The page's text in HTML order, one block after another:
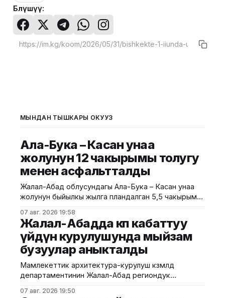
Бөлүшүү:
МЫНДАН ТЫШКАРЫ ОКУҢУЗ
Ала-Бука – Касан унаа
жолунун 12 чакырымы толугу
менен асфальтталды
Жалал-Абад облусундагы Ала-Бука – Касан унаа
жолунун быйылкы жылга пландалган 5,5 чакырым
аяктады. Транспорт жана коммуникациялар
министрлигинин маалыматына ылайык, жол куруу
иштери №17 Жол эксплуатациялоо мекемеси
тарабынан белгиленген графикке ылайык,
курулуштун сапат талаптарын сактоо менен
жүргүзүлдү. Аталган жолдун жалпы 12 чакырымына
07 авг. 2026 19:58
Жалал-Абадда көп кабаттуу
үйдүн курулушунда мыйзам
бузуулар аныкталды
Мамлекеттик архитектура-курулуш көзөмөлдөө
департаментинин Жалал-Абад региондук
текшерүү жүргүздү. Бул тууралуу Курулуш
07 авг. 2026 19:50